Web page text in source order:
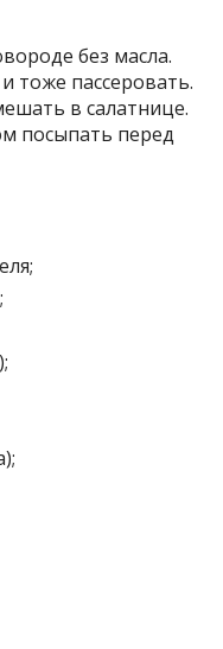
без масла.
тоже пассеровать.
в салатнице.
посыпать перед